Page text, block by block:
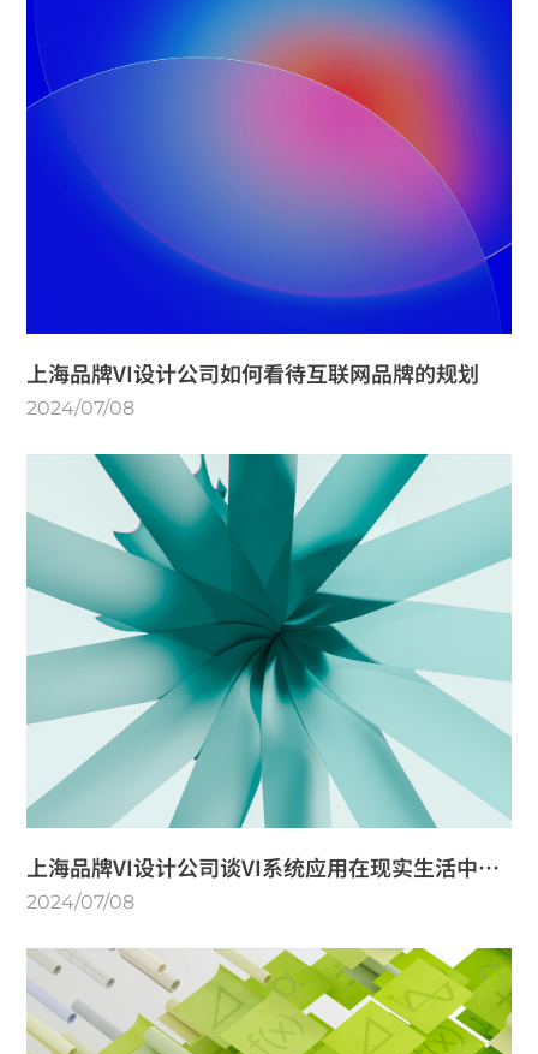
上海品牌VI设计公司如何看待互联网品牌的规划
2024/07/08
上海品牌VI设计公司谈VI系统应用在现实生活中的
展现
2024/07/08